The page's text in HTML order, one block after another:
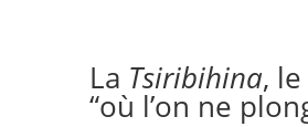
La Tsiribihina,
“où l’on ne